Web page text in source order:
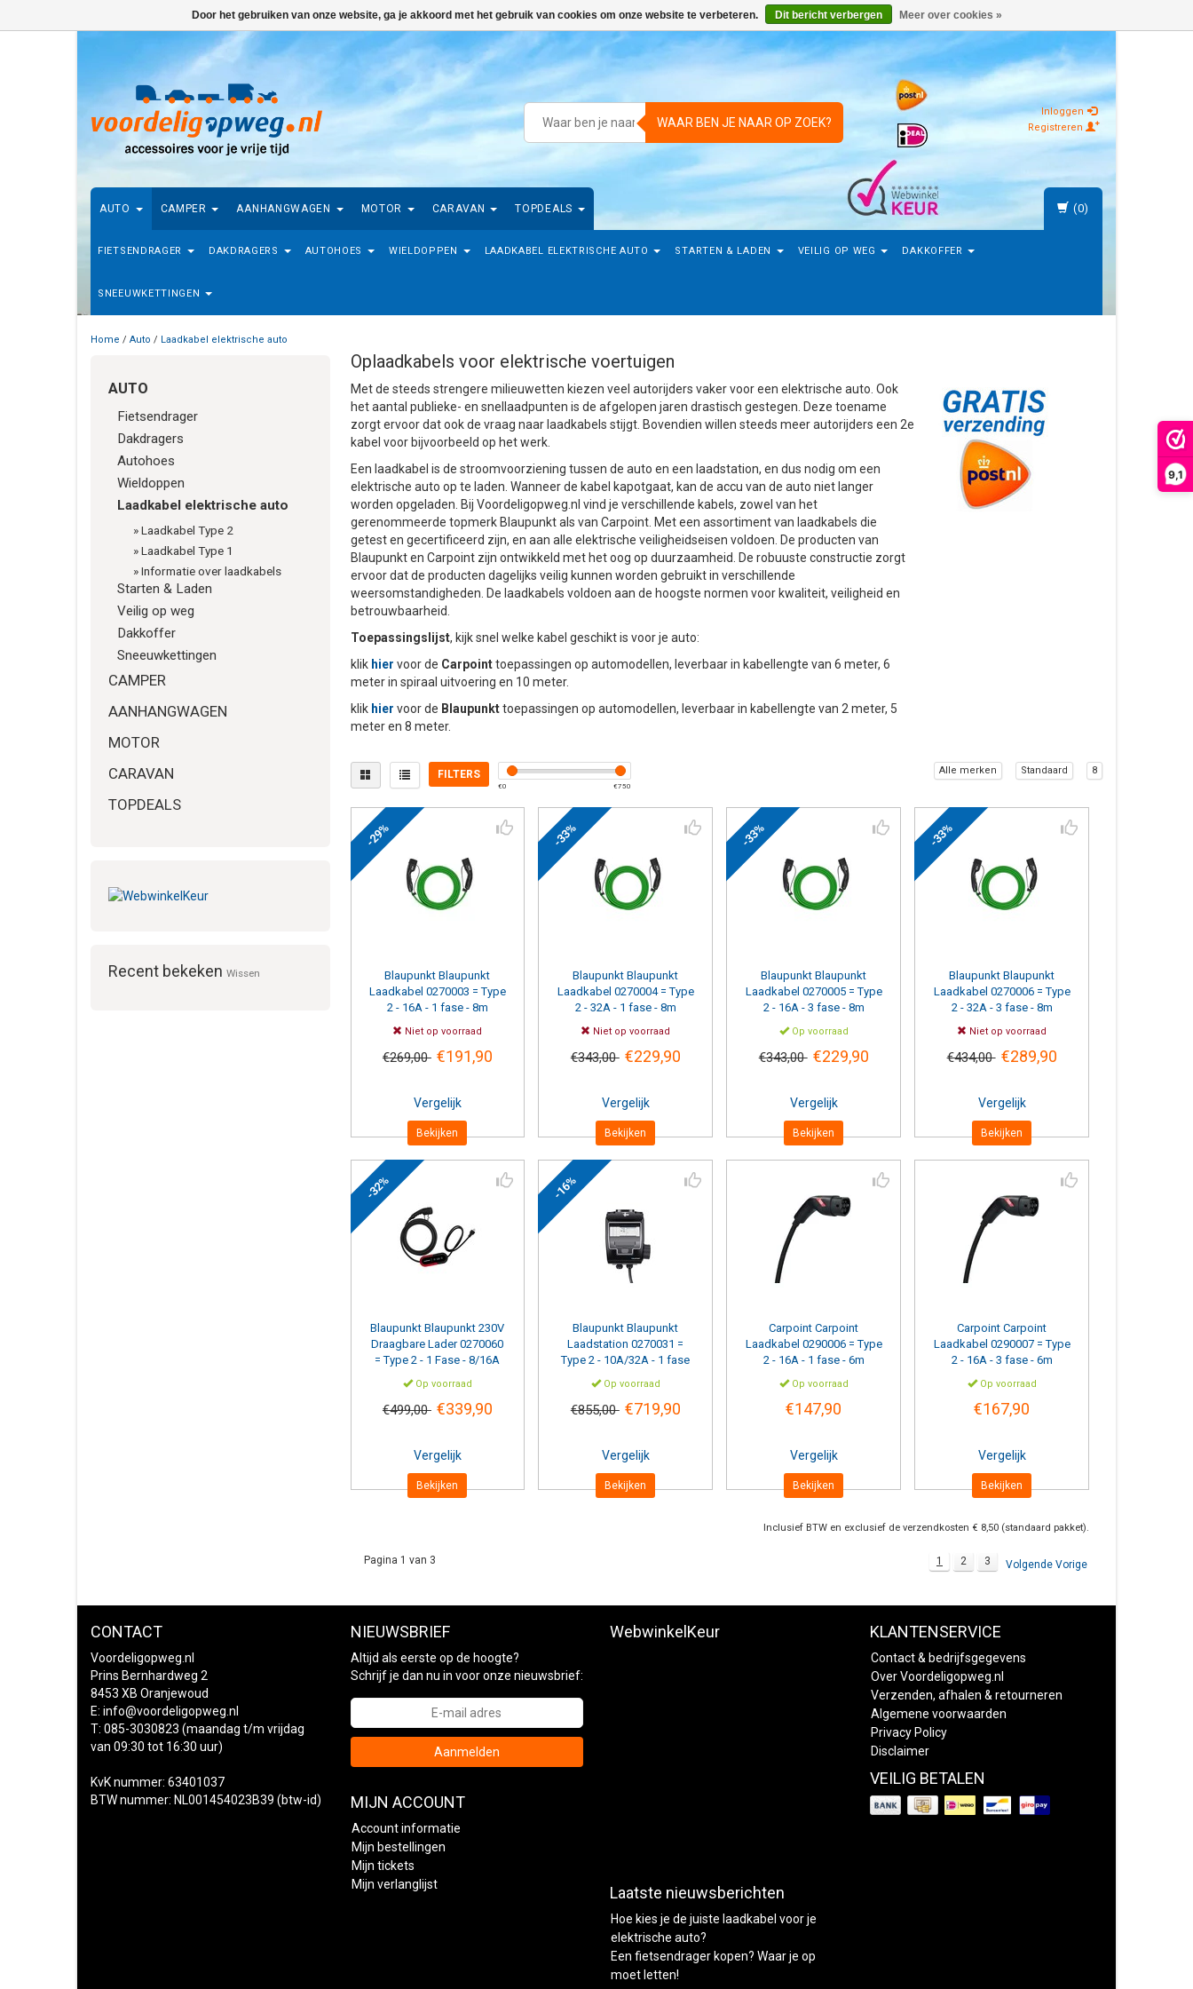
9,1
WAAR BEN JE NAAR OP ZOEK?
Inloggen
Registreren
AUTO
FIETSENDRAGER DAKDRAGERS AUTOHOES WIELDOPPEN LAADKABEL ELEKTRISCHE AUTO STARTEN & LADEN VEILIG OP WEG DAKKOFFER
SNEEUWKETTINGEN
CAMPER AANHANGWAGEN MOTOR CARAVAN TOPDEALS (0)
Home / Auto / Laadkabel elektrische auto
AUTO
Fietsendrager
Dakdragers
Autohoes
Wieldoppen
Laadkabel elektrische auto
»Laadkabel Type 2
»Laadkabel Type 1
»Informatie over laadkabels
Starten & Laden
Veilig op weg
Dakkoffer
Sneeuwkettingen
CAMPER
AANHANGWAGEN
MOTOR
CARAVAN
TOPDEALS
Recent bekeken Wissen
Oplaadkabels voor elektrische voertuigen
Met de steeds strengere milieuwetten kiezen veel autorijders vaker voor een elektrische auto. Ook
het aantal publieke- en snellaadpunten is de afgelopen jaren drastisch gestegen. Deze toename
zorgt ervoor dat ook de vraag naar laadkabels stijgt. Bovendien willen steeds meer autorijders een 2e
kabel voor bijvoorbeeld op het werk.
Een laadkabel is de stroomvoorziening tussen de auto en een laadstation, en dus nodig om een
elektrische auto op te laden. Wanneer de kabel kapotgaat, kan de accu van de auto niet langer
worden opgeladen. Bij Voordeligopweg.nl vind je verschillende kabels, zowel van het
gerenommeerde topmerk Blaupunkt als van Carpoint. Met een assortiment van laadkabels die
getest en gecertificeerd zijn, en aan alle elektrische veiligheidseisen voldoen. De producten van
Blaupunkt en Carpoint zijn ontwikkeld met het oog op duurzaamheid. De robuuste constructie zorgt
ervoor dat de producten dagelijks veilig kunnen worden gebruikt in verschillende
weersomstandigheden. De laadkabels voldoen aan de hoogste normen voor kwaliteit, veiligheid en
betrouwbaarheid.
Toepassingslijst, kijk snel welke kabel geschikt is voor je auto:
klik hier voor de Carpointtoepassingen op automodellen, leverbaar in kabellengte van 6 meter, 6
meter in spiraal uitvoering en 10 meter.
klik hier voor de Blaupunkttoepassingen op automodellen, leverbaar in kabellengte van 2 meter, 5
meter en 8 meter.
FILTERS
€0 €750
Alle merken Standaard 8
Capaciteit
16 Ampere
32 Ampere
Fasen
(9)
3 Fase
Kabellengte
2 Meter
5 Meter
6 Meter
10 Meter
-29%
Blaupunkt Blaupunkt
Laadkabel 0270003 = Type
2 - 16A - 1 fase - 8m
Niet op voorraad
€269,00 €191,90
Vergelijk
Bekijken
-33%
Blaupunkt Blaupunkt
Laadkabel 0270004 = Type
2 - 32A - 1 fase - 8m
Niet op voorraad
€343,00 €229,90
Vergelijk
Bekijken
-33%
Blaupunkt Blaupunkt
Laadkabel 0270005 = Type
2 - 16A - 3 fase - 8m
Op voorraad
€343,00 €229,90
Vergelijk
Bekijken
-33%
Blaupunkt Blaupunkt
Laadkabel 0270006 = Type
2 - 32A - 3 fase - 8m
Niet op voorraad
€434,00 €289,90
Vergelijk
Bekijken
-32%
Blaupunkt Blaupunkt 230V
Draagbare Lader 0270060
= Type 2 - 1 Fase - 8/16A
Op voorraad
€499,00 €339,90
Vergelijk
Bekijken
-16%
Blaupunkt Blaupunkt
Laadstation 0270031 =
Type 2 - 10A/32A - 1 fase
Op voorraad
€855,00 €719,90
Vergelijk
Bekijken
Carpoint Carpoint
Laadkabel 0290006 = Type
2 - 16A - 1 fase - 6m
Op voorraad
€147,90
Vergelijk
Bekijken
Carpoint Carpoint
Laadkabel 0290007 = Type
2 - 16A - 3 fase - 6m
Op voorraad
€167,90
Vergelijk
Bekijken
Inclusief BTW en exclusief de verzendkosten € 8,50 (standaard pakket).
Pagina 1 van 3 1 2 3 Volgende Vorige
CONTACT
Voordeligopweg.nl
Prins Bernhardweg 2
8453 XB Oranjewoud
E: info@voordeligopweg.nl
T: 085-3030823 (maandag t/m vrijdag
van 09:30 tot 16:30 uur)
KvK nummer: 63401037
BTW nummer: NL001454023B39 (btw-id)
NIEUWSBRIEF
Altijd als eerste op de hoogte?
Schrijf je dan nu in voor onze nieuwsbrief:
Aanmelden
MIJN ACCOUNT
Account informatie
Mijn bestellingen
Mijn tickets
Mijn verlanglijst
WebwinkelKeur
Laatste nieuwsberichten
Hoe kies je de juiste laadkabel voor je
elektrische auto?
Een fietsendrager kopen? Waar je op
moet letten!
KLANTENSERVICE
Contact & bedrijfsgegevens
Over Voordeligopweg.nl
Verzenden, afhalen & retourneren
Algemene voorwaarden
Privacy Policy
Disclaimer
VEILIG BETALEN
Door het gebruiken van onze website, ga je akkoord met het gebruik van cookies om onze website te verbeteren. Dit bericht verbergen Meer over cookies »